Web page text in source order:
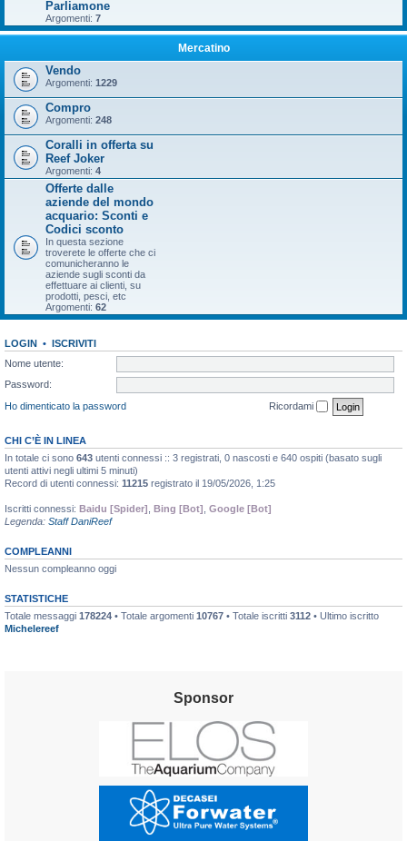
Parliamone
Argomenti: 7
Mercatino
Vendo
Argomenti: 1229
Compro
Argomenti: 248
Coralli in offerta su
Reef Joker
Argomenti: 4
Offerte dalle
aziende del mondo
acquario: Sconti e
Codici sconto
In questa sezione
troverete le offerte che ci
comunicheranno le
aziende sugli sconti da
effettuare ai clienti, su
prodotti, pesci, etc
Argomenti: 62
LOGIN • ISCRIVITI
Nome utente:
Password:
Ho dimenticato la password
Ricordami
CHI C’È IN LINEA
In totale ci sono 643 utenti connessi :: 3 registrati, 0 nascosti e 640 ospiti (basato sugli
utenti attivi negli ultimi 5 minuti)
Record di utenti connessi: 11215 registrato il 19/05/2026, 1:25
Iscritti connessi: Baidu [Spider] Bing [Bot]
Google [Bot]
Legenda: Staff DaniReef
COMPLEANNI
Nessun compleanno oggi
STATISTICHE
Totale messaggi 178224 • Totale argomenti 10767 • Totale iscritti 3112 • Ultimo iscritto
Michelereef
Sponsor